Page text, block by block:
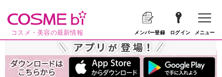
コスメ・美容の最新情報 メンバー登録 ログイン メニュー